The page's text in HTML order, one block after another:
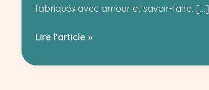
fabriqués avec amour et savoir-faire. […]
Les
de
Lire l’article »